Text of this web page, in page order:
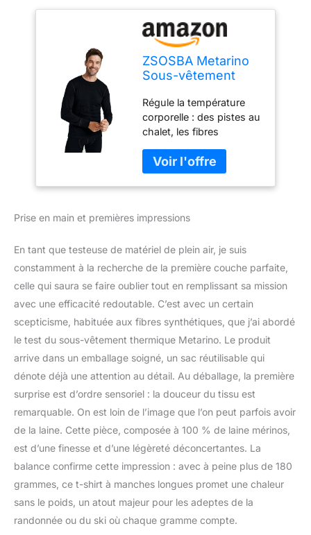
ZSOSBA Metarino
Sous-vêtement
manches longues
pour homme 100 %
laine mérinos pour
randonnée, voyage,
ski, noir, Taille M
Régule la température
corporelle : des pistes au
chalet, les fibres
mérinos sont excellentes
pour réguler la
température de votre
respirant conserve la
point de surchauffe,
offrant un confort
optimal dans toutes les
conditions. Plus souvent
que le coton : cette laine
n'est pas comme votre
pull typique qui
n'utilisons que de la laine
mérinos superfine (17,5
microns), résultant en
une chemise
soyeuse, plus légère et
beaucoup plus douce
que la chemise moyenne
en mérinos ou en coton.
sa forme au fil du temps
et ne s'abîmera pas
Prise en main et premières impressions
En tant que testeuse de matériel de plein air, je suis
constamment à la recherche de la première couche parfaite,
celle qui saura se faire oublier tout en remplissant sa mission
avec une efficacité redoutable. C’est avec un certain
scepticisme, habituée aux fibres synthétiques, que j’ai abordé
le test du sous-vêtement thermique Metarino. Le produit
arrive dans un emballage soigné, un sac réutilisable qui
dénote déjà une attention au détail. Au déballage, la première
surprise est d’ordre sensoriel : la douceur du tissu est
remarquable. On est loin de l’image que l’on peut parfois avoir
de la laine. Cette pièce, composée à 100 % de laine mérinos,
est d’une finesse et d’une légèreté déconcertantes. La
balance confirme cette impression : avec à peine plus de 180
grammes, ce t-shirt à manches longues promet une chaleur
sans le poids, un atout majeur pour les adeptes de la
randonnée ou du ski où chaque gramme compte.